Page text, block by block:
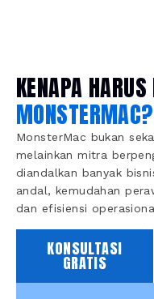
KENAPA
MONSTERMAC?
MonsterMac bukan
melainkan mitra
diandalkan banyak
andal, kemudahan
dan efisiensi
KONSULTASI
GRATIS